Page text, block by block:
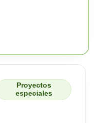
Proyectos
especiales